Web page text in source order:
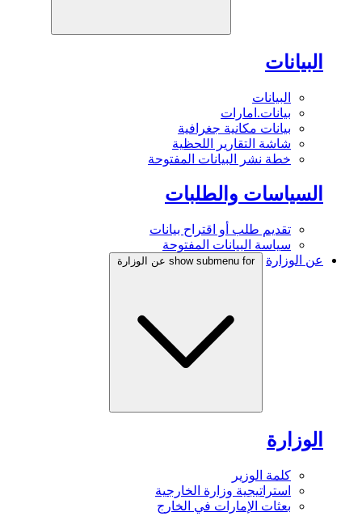
البيانات
البيانات
بيانات.امارات
بيانات مكانية جغرافية
شاشة التقارير اللحظية
خطة نشر البيانات المفتوحة
السياسات والطلبات
تقديم طلب أو اقتراح بيانات
سياسة البيانات المفتوحة
عن الوزارة
show submenu for عن الوزارة
الوزارة
كلمة الوزير
استراتيجية وزارة الخارجية
بعثات الإمارات في الخارج